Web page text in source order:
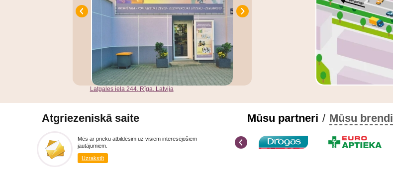
Latgales iela 244, Rīga, Latvija
Mūsu partneri / Mūsu brendi
Atgriezeniskā saite
Mēs ar prieku atbildēsim uz visiem interesējošiem
jautājumiem.
Uzrakstīt